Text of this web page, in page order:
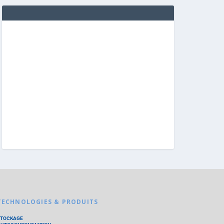
& PRODUITS